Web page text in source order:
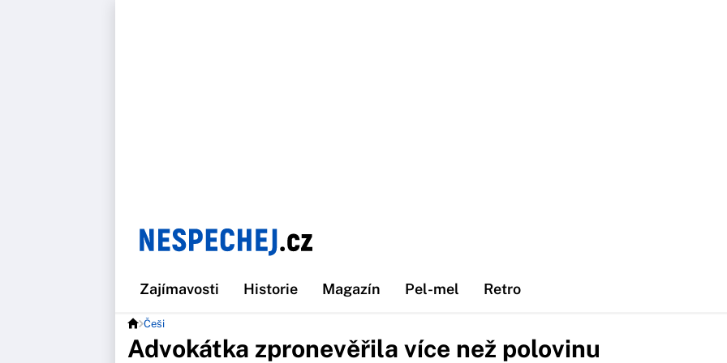
Zajímavosti Historie Magazín Pel-mel Retro
Češi
Advokátka zpronevěřila více než polovinu